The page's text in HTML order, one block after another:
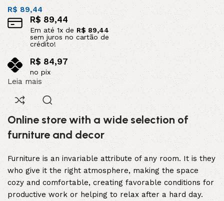
R$89,44
R$ 89,44
Em até 1x de R$ 89,44
sem juros no cartão de
crédito!
R$84,97
no pix
Leia mais
Online store with a wide selection of
furniture and decor
Furniture is an invariable attribute of any room. It is they
who give it the right atmosphere, making the space
cozy and comfortable, creating favorable conditions for
productive work or helping to relax after a hard day.